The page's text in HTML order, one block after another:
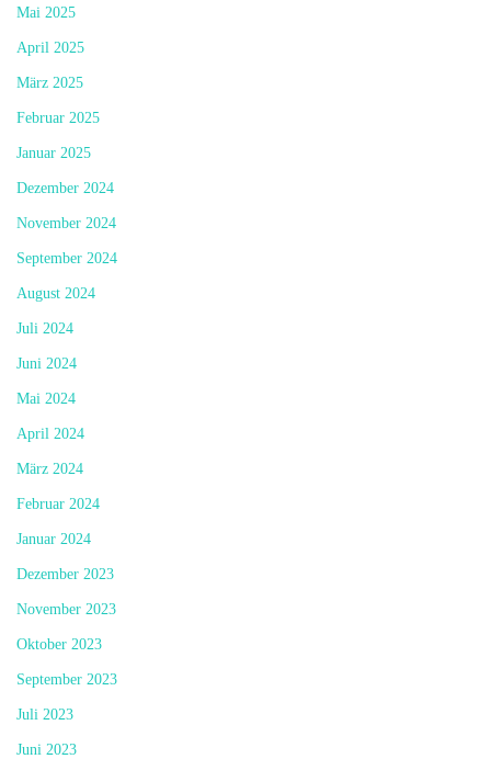
Mai 2025
April 2025
März 2025
Februar 2025
Januar 2025
Dezember 2024
November 2024
September 2024
August 2024
Juli 2024
Juni 2024
Mai 2024
April 2024
März 2024
Februar 2024
Januar 2024
Dezember 2023
November 2023
Oktober 2023
September 2023
Juli 2023
Juni 2023